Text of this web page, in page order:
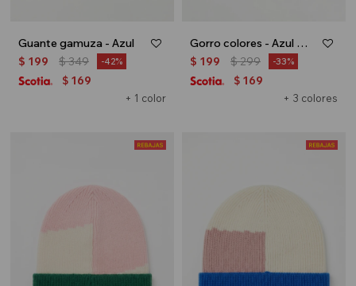
Guante gamuza - Azul
+ 1 color
$ 199 $349 42
$ 169
Gorro colores - Azul marino
+ 3 colores
$ 199 $299 33
$ 169